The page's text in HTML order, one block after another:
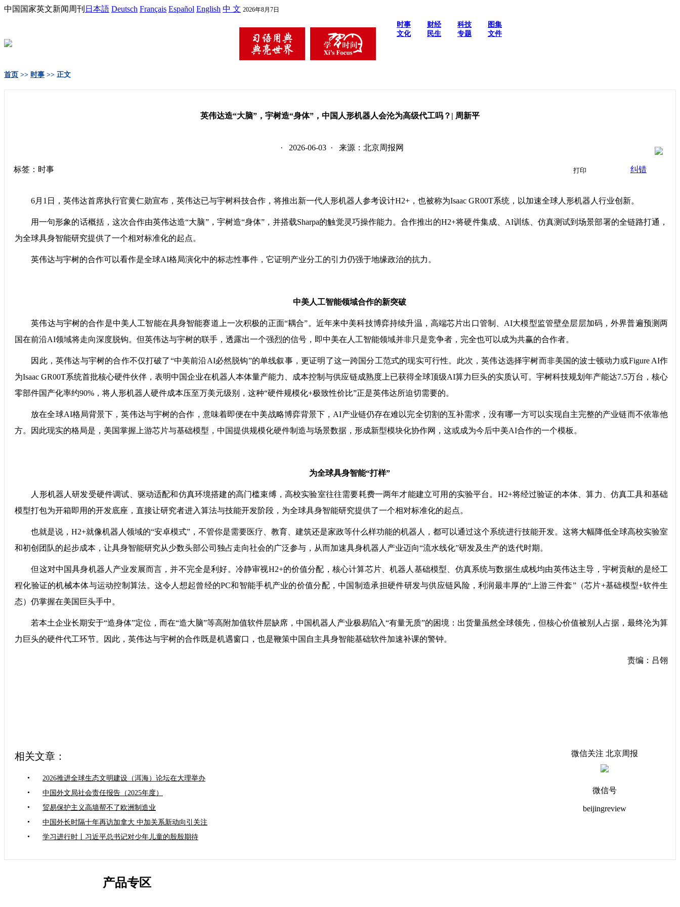
中国国家英文新闻周刊 日本語 Deutsch Français Español English 中 文 2026年8月7日
时事 财经 科技
图集
文化
民生 专题 文件
首页 >> 时事 >> 正文
英伟达造“大脑”，宇树造“身体”，中国人形机器人会沦为高级代工吗？| 周新平
· 2026-06-03 · 来源：北京周报网
标签：时事 打印 纠错
6月1日，英伟达首席执行官黄仁勋宣布，英伟达已与宇树科技合作，将推出新一代人形机器人参考设计H2+，也被称为Isaac GR00T系统，以加速全球人形机器人行业创新。
用一句形象的话概括，这次合作由英伟达造“大脑”，宇树造“身体”，并搭载Sharpa的触觉灵巧操作能力。合作推出的H2+将硬件集成、AI训练、仿真测试到场景部署的全链路打通，
为全球具身智能研究提供了一个相对标准化的起点。
英伟达与宇树的合作可以看作是全球AI格局演化中的标志性事件，它证明产业分工的引力仍强于地缘政治的抗力。
中美人工智能领域合作的新突破
英伟达与宇树的合作是中美人工智能在具身智能赛道上一次积极的正面“耦合”。近年来中美科技博弈持续升温，高端芯片出口管制、AI大模型监管壁垒层层加码，外界普遍预测两
国在前沿AI领域将走向深度脱钩。但英伟达与宇树的联手，透露出一个强烈的信号，即中美在人工智能领域并非只是竞争者，完全也可以成为共赢的合作者。
因此，英伟达与宇树的合作不仅打破了“中美前沿AI必然脱钩”的单线叙事，更证明了这一跨国分工范式的现实可行性。此次，英伟达选择宇树而非美国的波士顿动力或Figure AI作
为Isaac GR00T系统首批核心硬件伙伴，表明中国企业在机器人本体量产能力、成本控制与供应链成熟度上已获得全球顶级AI算力巨头的实质认可。宇树科技规划年产能达7.5万台，核心
零部件国产化率约90%，将人形机器人硬件成本压至万美元级别，这种“硬件规模化+极致性价比”正是英伟达所迫切需要的。
放在全球AI格局背景下，英伟达与宇树的合作，意味着即便在中美战略博弈背景下，AI产业链仍存在难以完全切割的互补需求，没有哪一方可以实现自主完整的产业链而不依靠他
方。因此现实的格局是，美国掌握上游芯片与基础模型，中国提供规模化硬件制造与场景数据，形成新型模块化协作网，这或成为今后中美AI合作的一个模板。
为全球具身智能“打样”
人形机器人研发受硬件调试、驱动适配和仿真环境搭建的高门槛束缚，高校实验室往往需要耗费一两年才能建立可用的实验平台。H2+将经过验证的本体、算力、仿真工具和基础
模型打包为开箱即用的开发底座，直接让研究者进入算法与技能开发阶段，为全球具身智能研究提供了一个相对标准化的起点。
也就是说，H2+就像机器人领域的“安卓模式”，不管你是需要医疗、教育、建筑还是家政等什么样功能的机器人，都可以通过这个系统进行技能开发。这将大幅降低全球高校实验室
和初创团队的起步成本，让具身智能研究从少数头部公司独占走向社会的广泛参与，从而加速具身机器人产业迈向“流水线化”研发及生产的迭代时期。
但这对中国具身机器人产业发展而言，并不完全是利好。冷静审视H2+的价值分配，核心计算芯片、机器人基础模型、仿真系统与数据生成栈均由英伟达主导，宇树贡献的是经工
程化验证的机械本体与运动控制算法。这令人想起曾经的PC和智能手机产业的价值分配，中国制造承担硬件研发与供应链风险，利润最丰厚的“上游三件套”（芯片+基础模型+软件生
态）仍掌握在美国巨头手中。
若本土企业长期安于“造身体”定位，而在“造大脑”等高附加值软件层缺席，中国机器人产业极易陷入“有量无质”的困境：出货量虽然全球领先，但核心价值被别人占据，最终沦为算
力巨头的硬件代工环节。因此，英伟达与宇树的合作既是机遇窗口，也是鞭策中国自主具身智能基础软件加速补课的警钟。
责编：吕翎
相关文章：
•
2026推进全球生态文明建设（洱海）论坛在大理举办
•
中国外文局社会责任报告（2025年度）
•
贸易保护主义高墙帮不了欧洲制造业
•
中国外长时隔十年再访加拿大 中加关系新动向引关注
•
学习进行时丨习近平总书记对少年儿童的殷殷期待
微信关注 北京周报
微信号
beijingreview
产品专区